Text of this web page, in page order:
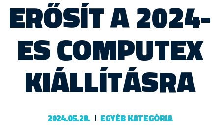
ERŐSÍT A 2024-
ES COMPUTEX
KIÁLLÍTÁSRA
2024.05.28. EGYÉB KATEGÓRIA